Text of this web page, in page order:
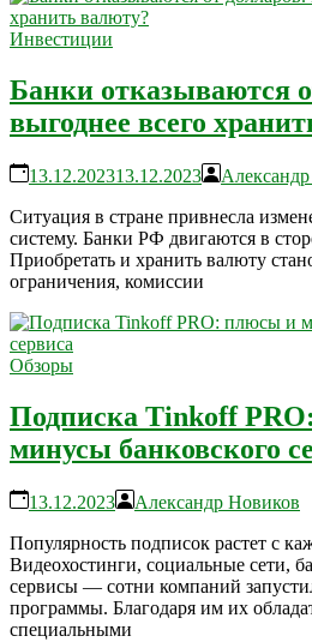
Инвестиции
Банки отказываются
выгоднее всего
13.12.202313.12.2023
Ситуация в стране привнесла
систему. Банки РФ двигаются в
Приобретать и хранить валюту
ограничения, комиссии
Обзоры
Подписка Tinkoff
минусы банковского
13.12.2023
Александр Новиков
Популярность подписок растет с
Видеохостинги, социальные сети,
сервисы — сотни компаний
программы. Благодаря им их
специальными